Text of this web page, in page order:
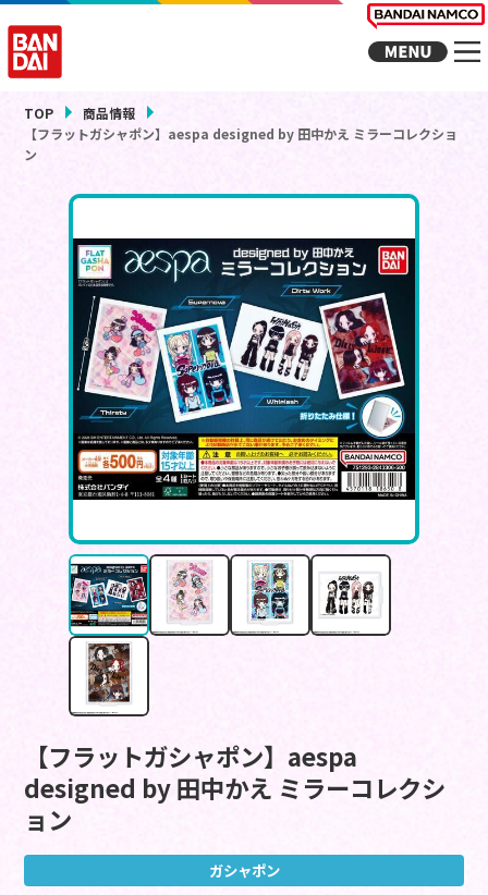
TOP
商品情報
【フラットガシャポン】aespa designed by 田中かえ ミラーコレクショ
ン
【フラットガシャポン】aespa
designed by 田中かえ ミラーコレクシ
ョン
ガシャポン